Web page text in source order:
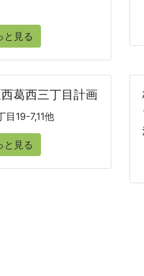
と見る
葛西三丁目計画
目19-7,11他
と見る